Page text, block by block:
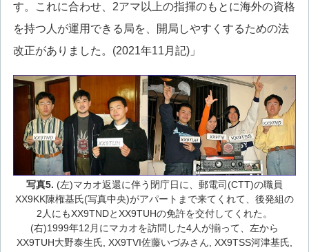
す。これに合わせ、2アマ以上の指揮のもとに海外の資格
を持つ人が運用できる局を、開局しやすくするための法
改正がありました。(2021年11月記)」
写真5. (左)マカオ返還に伴う閉庁日に、郵電司(CTT)の職員
XX9KK陳権基氏(写真中央)がアパートまで来てくれて、後発組の
2人にもXX9TNDとXX9TUHの免許を交付してくれた。
(右)1999年12月にマカオを訪問した4人が揃って、左から
XX9TUH大野泰生氏, XX9TVI佐藤いづみさん, XX9TSS河津基氏,